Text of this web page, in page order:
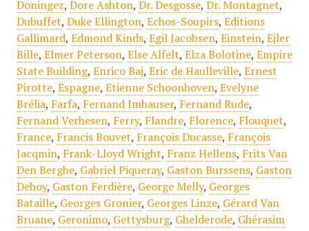
Doningez, Dore Ashton, Dr. Desgosse, Dr. Montagnet,
Dubuffet, Duke Ellington, Echos-Soupirs, Editions
Gallimard, Edmond Kinds, Egil Jacobsen, Einstein, Ejler
Bille, Elmer Peterson, Else Alfelt, Elza Bolotine, Empire
State Building, Enrico Baj, Eric de Haulleville, Ernest
Pirotte, Espagne, Etienne Schoonhoven, Evelyne
Brélia, Farfa, Fernand Imhauser, Fernand Rude,
Fernand Verhesen, Ferry, Flandre, Florence, Flouquet,
France, Francis Bouvet, François Ducasse, François
Jacqmin, Frank-Lloyd Wright, Franz Hellens, Frits Van
Den Berghe, Gabriel Piqueray, Gaston Burssens, Gaston
Dehoy, Gaston Ferdière, George Melly, Georges
Bataille, Georges Gronier, Georges Linze, Gérard Van
Bruane, Geronimo, Gettysburg, Ghelderode, Ghérasim